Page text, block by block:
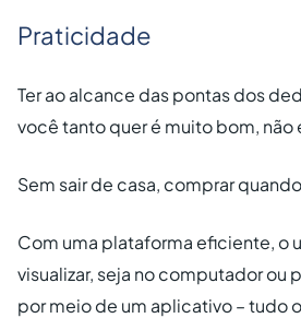
Praticidade
Ter ao alcance das pontas dos
você tanto quer é muito bom, não
Sem sair de casa, comprar
Com uma plataforma eficiente, o
visualizar, seja no computador ou
por meio de um aplicativo – tudo